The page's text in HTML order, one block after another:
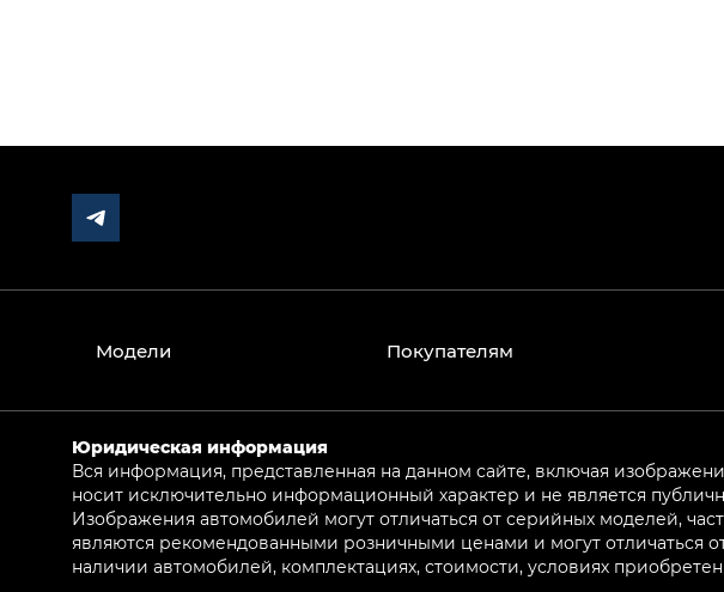
Модели Покупателям
Юридическая информация
Вся информация, представленная на данном сайте, включая
носит исключительно информационный характер и не является
Изображения автомобилей могут отличаться от серийных моделей,
являются рекомендованными розничными ценами и могут
наличии автомобилей, комплектациях, стоимости, условиях